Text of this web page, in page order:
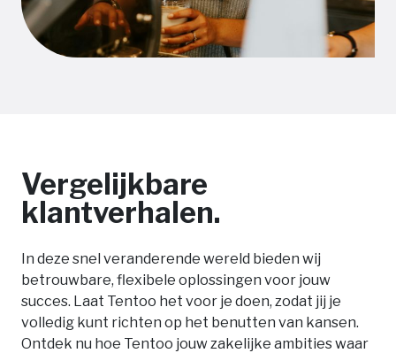
Vergelijkbare
klantverhalen.
In deze snel veranderende wereld bieden wij
betrouwbare, flexibele oplossingen voor jouw
succes. Laat Tentoo het voor je doen, zodat jij je
volledig kunt richten op het benutten van kansen.
Ontdek nu hoe Tentoo jouw zakelijke ambities waar